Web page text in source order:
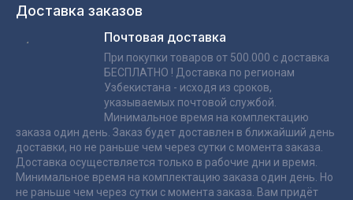
Доставка заказов
Почтовая доставка
При покупки товаров от 500.000 с доставка
БЕСПЛАТНО ! Доставка по регионам
Узбекистана - исходя из сроков,
указываемых почтовой службой.
Минимальное время на комплектацию
заказа один день. Заказ будет доставлен в ближайший день
доставки, но не раньше чем через сутки с момента заказа.
Доставка осуществляется только в рабочие дни и время.
Минимальное время на комплектацию заказа один день. Но
не раньше чем через сутки с момента заказа. Вам придёт